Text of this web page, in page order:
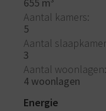
Aantal kamers
5
Aantal
3
Aantal woonlagen
4 woonlagen
Energie